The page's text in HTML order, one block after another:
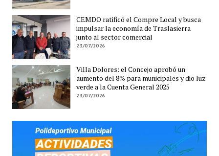
CEMDO ratificó el Compre Local y busca
impulsar la economía de Traslasierra
junto al sector comercial
23/07/2026
Villa Dolores: el Concejo aprobó un
aumento del 8% para municipales y dio luz
verde a la Cuenta General 2025
23/07/2026